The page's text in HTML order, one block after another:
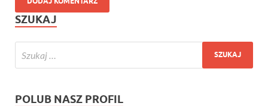
SZUKAJ
POLUB NASZ PROFIL